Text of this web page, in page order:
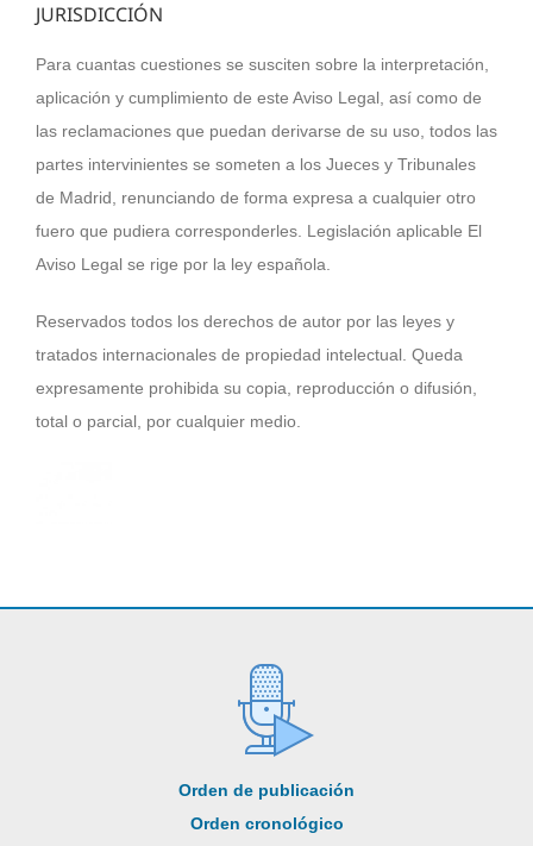
JURISDICCIÓN
Para cuantas cuestiones se susciten sobre la interpretación,
aplicación y cumplimiento de este Aviso Legal, así como de
las reclamaciones que puedan derivarse de su uso, todos las
partes intervinientes se someten a los Jueces y Tribunales
de Madrid, renunciando de forma expresa a cualquier otro
fuero que pudiera corresponderles. Legislación aplicable El
Aviso Legal se rige por la ley española.
Reservados todos los derechos de autor por las leyes y
tratados internacionales de propiedad intelectual. Queda
expresamente prohibida su copia, reproducción o difusión,
total o parcial, por cualquier medio.
Orden de publicación
Orden cronológico